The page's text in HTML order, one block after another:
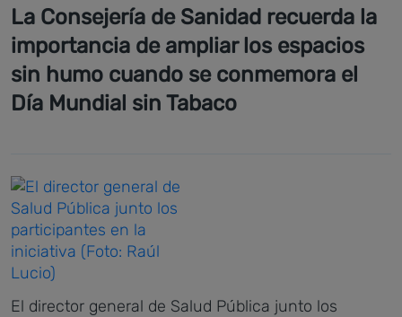
La Consejería de Sanidad recuerda la
importancia de ampliar los espacios
sin humo cuando se conmemora el
Día Mundial sin Tabaco
El director general de Salud Pública junto los